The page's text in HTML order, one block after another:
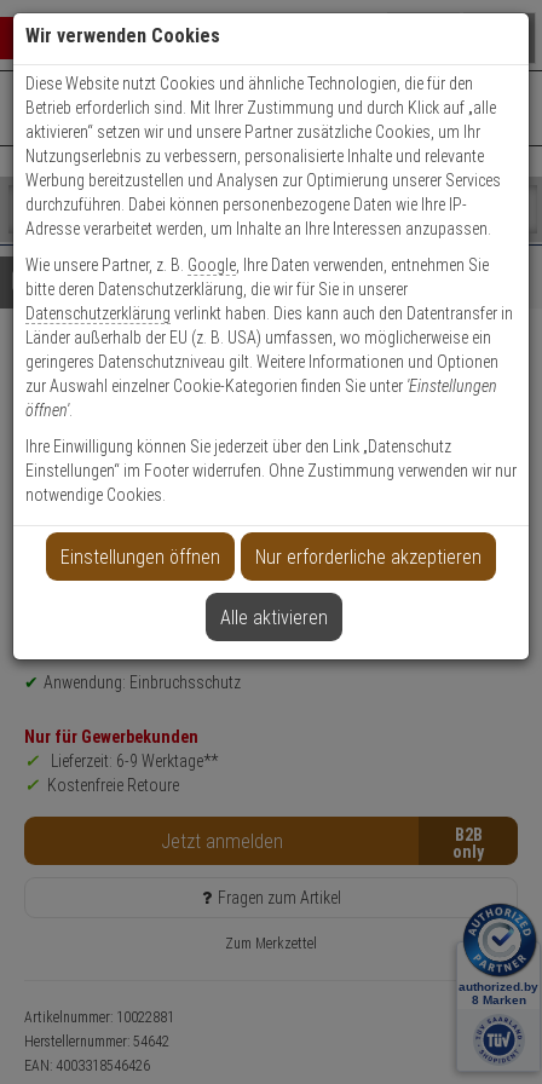
Warenkorb schließen
0 ARTIKEL IM WARENKORB
Ihr Warenkorb ist momentan leer.
Ergebnisse ()
Fertig
Shop
durchsuchen
Bitte
geben
Sie
mindestens
Zeichen
ein,
um
Suche
Es
wurde
noch
Kategorien
Suche
gestartet
+49 (0)821 899 493-0Mo. - Do.: 8:00 - 16:30 | Fr.: 8:00 - 14:00 Uhr
Kontaktservice nutzen
Details Beratung
ABUS Schlosskörperunterlage
f.PR2600/2700, Edel.
Produktmerkmale
Datenblatt drucken
Produktinformationen
Zubehörartikel, Schlosskörperunterlage - Modell: PR 2700, PR 2600
Anwendung: Einbruchsschutz
Nur für Gewerbekunden
Lieferzeit: 6-9 Werktage**
Kostenfreie Retoure
Jetzt anmelden B2B
Fragen zum Artikel
Zum Merkzettel
Artikelnummer: 10022881
Herstellernummer: 54642
EAN: 4003318546426
Wir verwenden Cookies
Diese Website nutzt Cookies und ähnliche Technologien, die für den
Betrieb erforderlich sind. Mit Ihrer Zustimmung und durch Klick auf „alle
aktivieren“ setzen wir und unsere Partner zusätzliche Cookies, um Ihr
Nutzungserlebnis zu verbessern, personalisierte Inhalte und relevante
Werbung bereitzustellen und Analysen zur Optimierung unserer Services
durchzuführen. Dabei können personenbezogene Daten wie Ihre IP-
Adresse verarbeitet werden, um Inhalte an Ihre Interessen anzupassen.
Wie unsere Partner, z. B. Google , Ihre Daten verwenden, entnehmen Sie
bitte deren Datenschutzerklärung, die wir für Sie in unserer
Datenschutzerklärung verlinkt haben. Dies kann auch den Datentransfer in
Länder außerhalb der EU (z. B. USA) umfassen, wo möglicherweise ein
geringeres Datenschutzniveau gilt. Weitere Informationen und Optionen
zur Auswahl einzelner Cookie-Kategorien finden Sie unter 'Einstellungen
öffnen'.
Ihre Einwilligung können Sie jederzeit über den Link „Datenschutz
Einstellungen“ im Footer widerrufen. Ohne Zustimmung verwenden wir nur
notwendige Cookies.
Einstellungen öffnen Nur erforderliche akzeptieren
Alle aktivieren